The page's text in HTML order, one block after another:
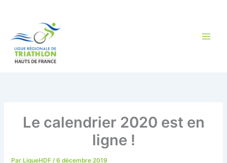
Le calendrier 2020 est en
ligne !
ParLigueHDF /6 décembre 2019